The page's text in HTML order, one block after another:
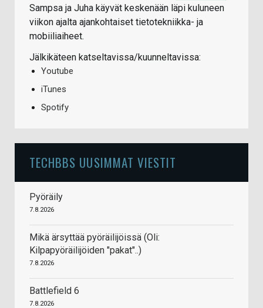
Sampsa ja Juha käyvät keskenään läpi kuluneen
viikon ajalta ajankohtaiset tietotekniikka- ja
mobiiliaiheet.
Jälkikäteen katseltavissa/kuunneltavissa:
Youtube
iTunes
Spotify
TECHBBS UUSIMMAT VIESTIT
Pyöräily
7.8.2026
Mikä ärsyttää pyöräilijöissä (Oli:
Kilpapyöräilijöiden "pakat"..)
7.8.2026
Battlefield 6
7.8.2026